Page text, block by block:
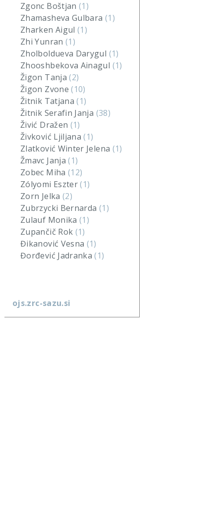
Zgonc Boštjan(1)
Zhamasheva Gulbara (1)
Zharken Aigul(1)
Zhi Yunran (1)
Zholboldueva Darygul (1)
Zhooshbekova Ainagul (1)
Žigon Tanja(2)
Žigon Zvone(10)
Žitnik Tatjana(1)
Žitnik Serafin Janja (38)
Živić Dražen (1)
Živković Ljiljana(1)
Zlatković Winter Jelena (1)
Žmavc Janja(1)
Zobec Miha (12)
Zólyomi Eszter(1)
Zorn Jelka (2)
Zubrzycki Bernarda (1)
Zulauf Monika(1)
Zupančič Rok (1)
Đikanović Vesna (1)
Đorđević Jadranka(1)
ojs.zrc-sazu.si